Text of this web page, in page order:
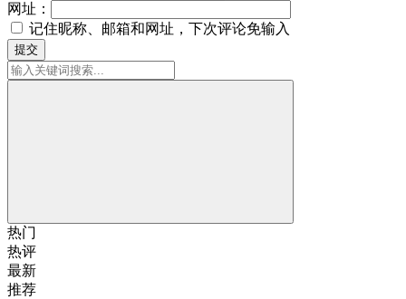
网址：
记住昵称、邮箱和网址，下次评论免输入
提交
热门
热评
最新
推荐